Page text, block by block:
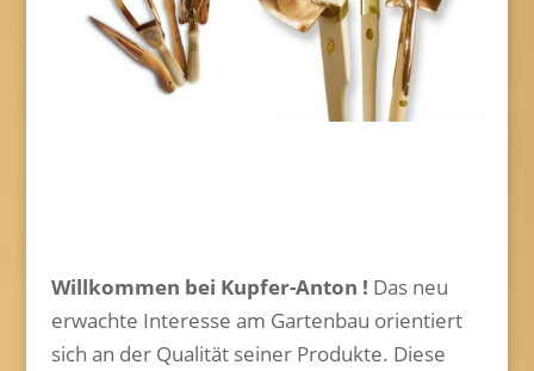
Willkommen bei Kupfer-Anton ! Das neu
erwachte Interesse am Gartenbau orientiert
sich an der Qualität seiner Produkte. Diese